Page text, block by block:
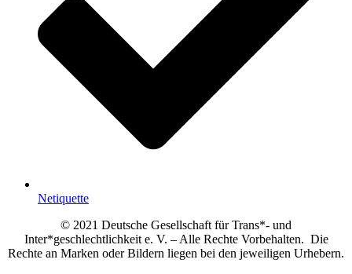
Netiquette
© 2021 Deutsche Gesellschaft für Trans*- und
Inter*geschlechtlichkeit e. V. – Alle Rechte Vorbehalten. Die
Rechte an Marken oder Bildern liegen bei den jeweiligen Urhebern.